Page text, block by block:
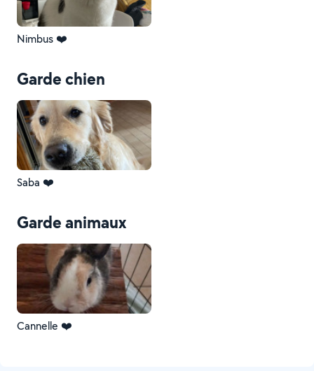
Nimbus ❤️
Garde chien
Saba ❤️
Garde animaux
Cannelle ❤️